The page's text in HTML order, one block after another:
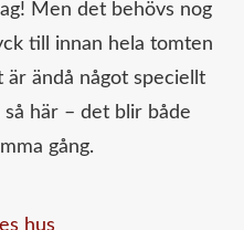
Men det behövs nog
till innan hela tomten
ändå något speciellt
här – det blir både
gång.